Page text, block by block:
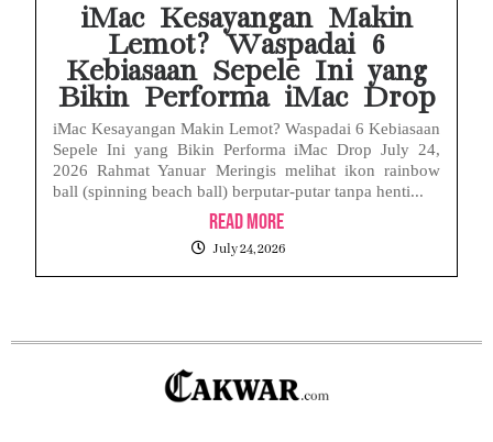
iMac Kesayangan Makin
Lemot? Waspadai 6
Kebiasaan Sepele Ini yang
Bikin Performa iMac Drop
iMac Kesayangan Makin Lemot? Waspadai 6 Kebiasaan
Sepele Ini yang Bikin Performa iMac Drop July 24,
2026 Rahmat Yanuar Meringis melihat ikon rainbow
ball (spinning beach ball) berputar-putar tanpa henti...
Read More
July 24, 2026